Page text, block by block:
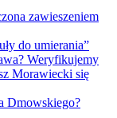
zawieszeniem
do umierania”
Weryfikujemy
Morawiecki się
Dmowskiego?